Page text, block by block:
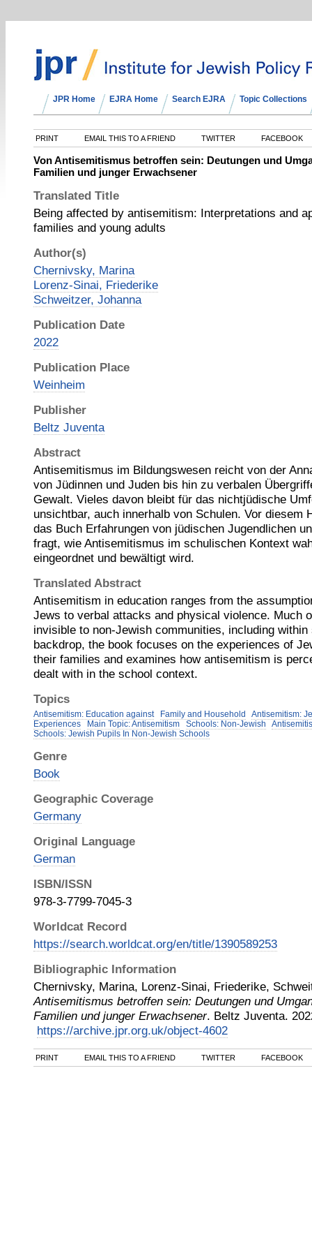
JPR Home EJRA Home Search EJRA Topic Collections
PRINT EMAIL THIS TO A FRIEND TWITTER FACEBOOK
Von Antisemitismus betroffen sein: Deutungen und
Familien und junger Erwachsener
Translated Title
Being affected by antisemitism: Interpretations and
families and young adults
Author(s)
Chernivsky, Marina
Lorenz-Sinai, Friederike
Schweitzer, Johanna
Publication Date
2022
Publication Place
Weinheim
Publisher
Beltz Juventa
Abstract
Antisemitismus im Bildungswesen reicht von der
von Jüdinnen und Juden bis hin zu verbalen
Gewalt. Vieles davon bleibt für das nichtjüdische
unsichtbar, auch innerhalb von Schulen. Vor diesem
das Buch Erfahrungen von jüdischen Jugendlichen
fragt, wie Antisemitismus im schulischen Kontext
eingeordnet und bewältigt wird.
Translated Abstract
Antisemitism in education ranges from the
Jews to verbal attacks and physical violence. Much
invisible to non-Jewish communities, including
backdrop, the book focuses on the experiences of
their families and examines how antisemitism is
dealt with in the school context.
Topics
Antisemitism: Education against Family and Household
Antisemitism:
Experiences
Main Topic: Antisemitism Schools: Non-Jewish
Schools: Jewish Pupils In Non-Jewish Schools
Genre
Book
Geographic Coverage
Germany
Original Language
German
ISBN/ISSN
978-3-7799-7045-3
Worldcat Record
https://search.worldcat.org/en/title/1390589253
Bibliographic Information
Chernivsky, Marina, Lorenz-Sinai, Friederike,
Antisemitismus betroffen sein: Deutungen und
Familien und junger Erwachsener. Beltz Juventa.
https://archive.jpr.org.uk/object-4602
PRINT EMAIL THIS TO A FRIEND TWITTER FACEBOOK